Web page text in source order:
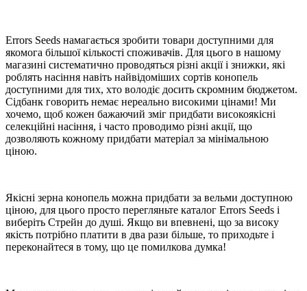
Errors Seeds намагається зробити товари доступними для
якомога більшої кількості споживачів. Для цього в нашому
магазині систематично проводяться різні акції і знижки, які
роблять насіння навіть найвідоміших сортів конопель
доступними для тих, хто володіє досить скромним бюджетом.
Сідбанк говорить немає нереально високими цінами! Ми
хочемо, щоб кожен бажаючий зміг придбати високоякісні
селекційні насіння, і часто проводимо різні акції, що
дозволяють кожному придбати матеріал за мінімальною
ціною.
Якісні зерна конопель можна придбати за вельми доступною
ціною, для цього просто перегляньте каталог Errors Seeds і
виберіть Стрейн до душі. Якщо ви впевнені, що за високу
якість потрібно платити в два рази більше, то приходьте і
переконайтеся в тому, що це помилкова думка!